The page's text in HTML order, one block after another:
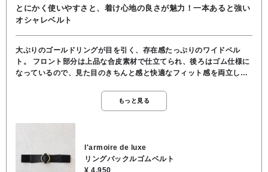
とにかく使いやすさと、着け心地の良さが魅力！一本あると強い
オシャレベルト
大ぶりのゴールドリングが目を引く、存在感たっぷりのワイドベル
ト。 フロント部分は上品な合皮素材で仕立てられ、後ろはゴム仕様に
なっているので、見た目のきちんと感と快適なフィット感を両立して
せれば、ウエストにメリハリが出てスタイルアップ効果も◎ シンプル
なコーデにアクセントを加えてくれる、一本あると便利な優秀ベルト
もっと見る
l'armoire de luxe
リングバックルゴムベルト
¥ 4,950